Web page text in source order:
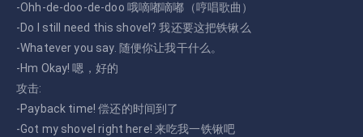
-Ohh-de-doo-de-doo 哦嘀嘟嘀嘟（哼唱歌曲）
-Do I still need this shovel? 我还要这把铁锹么
-Whatever you say. 随便你让我干什么。
-Hm Okay! 嗯，好的
攻击:
-Payback time! 偿还的时间到了
-Got my shovel right here! 来吃我一铁锹吧